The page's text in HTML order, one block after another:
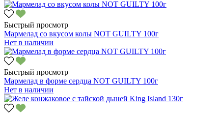
Быстрый просмотр
Мармелад со вкусом колы NOT GUILTY 100г
Нет в наличии
Быстрый просмотр
Мармелад в форме сердца NOT GUILTY 100г
Нет в наличии